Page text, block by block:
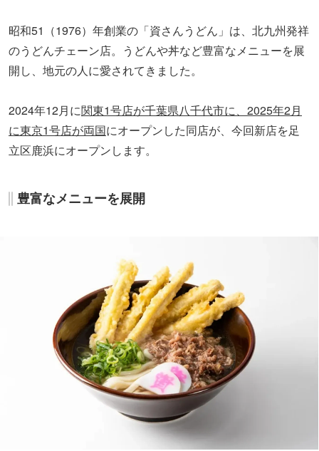
昭和51（1976）年創業の「資さんうどん」は、北九州発祥
のうどんチェーン店。うどんや丼など豊富なメニューを展
開し、地元の人に愛されてきました。
2024年12月に関東1号店が千葉県八千代市に、2025年2月
に東京1号店が両国にオープンした同店が、今回新店を足
立区鹿浜にオープンします。
豊富なメニューを展開